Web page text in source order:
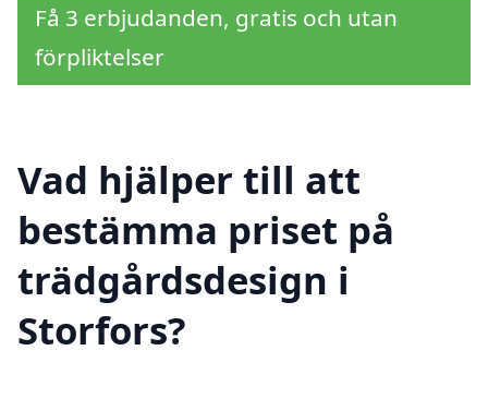
Få 3 erbjudanden, gratis och utan
förpliktelser
Vad hjälper till att
bestämma priset på
trädgårdsdesign i
Storfors?